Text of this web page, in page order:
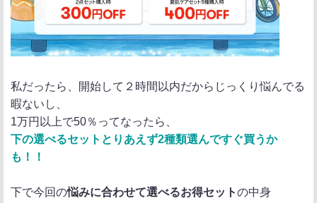
私だったら、開始して２時間以内だからじっくり悩んでる
暇ないし、
1万円以上で50％ってなったら、
下の選べるセットとりあえず2種類選んですぐ買うか
も！！
下で今回の悩みに合わせて選べるお得セットの中身